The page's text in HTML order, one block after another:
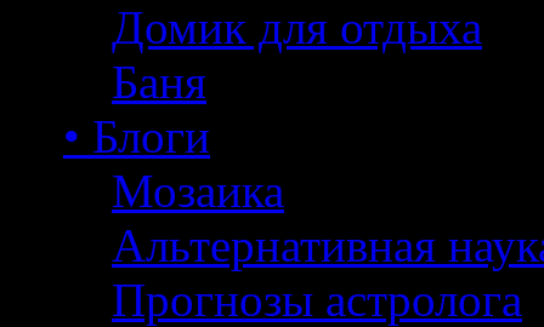
Домик для отдыха
Баня
• Блоги
Мозаика
Альтернативная
Прогнозы астролога